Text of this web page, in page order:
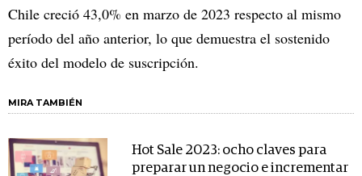
Chile creció 43,0% en marzo de 2023 respecto al mismo
período del año anterior, lo que demuestra el sostenido
éxito del modelo de suscripción.
MIRA TAMBIÉN
Hot Sale 2023: ocho claves para
preparar un negocio e incrementar